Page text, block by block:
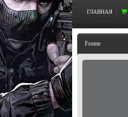
ГЛАВНАЯ
Frome